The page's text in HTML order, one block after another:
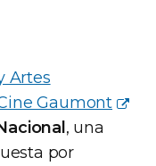
Artes
Gaumont
, una
por